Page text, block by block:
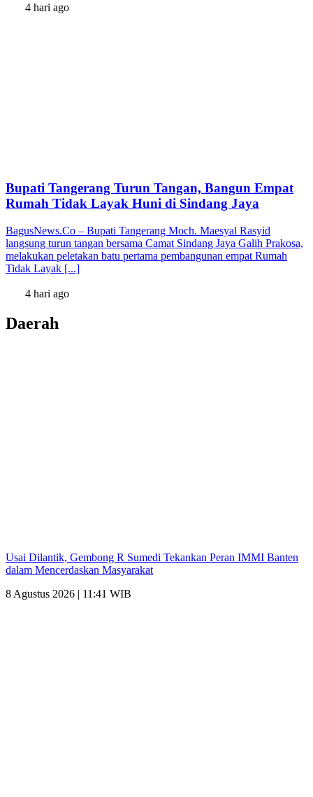
4 hari ago
Bupati Tangerang Turun Tangan, Bangun Empat
Rumah Tidak Layak Huni di Sindang Jaya
BagusNews.Co – Bupati Tangerang Moch. Maesyal Rasyid
langsung turun tangan bersama Camat Sindang Jaya Galih Prakosa,
melakukan peletakan batu pertama pembangunan empat Rumah
Tidak Layak [...]
4 hari ago
Daerah
Usai Dilantik, Gembong R Sumedi Tekankan Peran IMMI Banten
dalam Mencerdaskan Masyarakat
8 Agustus 2026 | 11:41 WIB